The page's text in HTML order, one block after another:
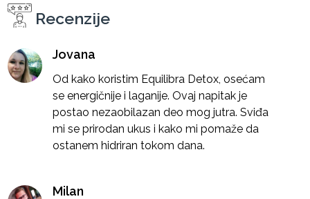
Recenzije
Jovana
Od kako koristim Equilibra Detox, osećam
se energičnije i laganije. Ovaj napitak je
postao nezaobilazan deo mog jutra. Sviđa
mi se prirodan ukus i kako mi pomaže da
ostanem hidriran tokom dana.
Milan